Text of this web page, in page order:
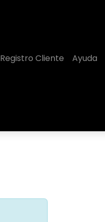
Registro Cliente Ayuda